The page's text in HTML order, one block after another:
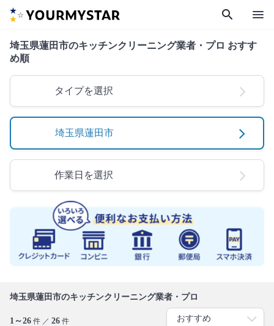
search menu
埼玉県蓮田市のキッチンクリーニング業者・プロ おすす
め順
タイプを選択
埼玉県蓮田市
作業日を選択
埼玉県蓮田市のキッチンクリーニング業者・プロ
1～26 件 ／ 26 件